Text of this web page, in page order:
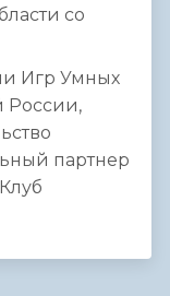
со
Игр Умных
России,
партнер